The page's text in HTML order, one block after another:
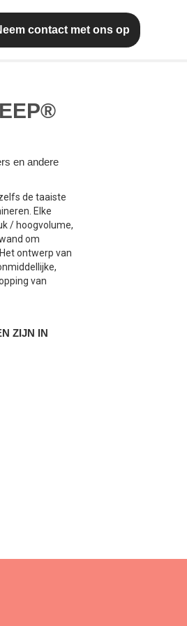
contact met ons op
en andere
de taaiste
Elke
/ hoogvolume,
om
ontwerp van
van
ZIJN IN